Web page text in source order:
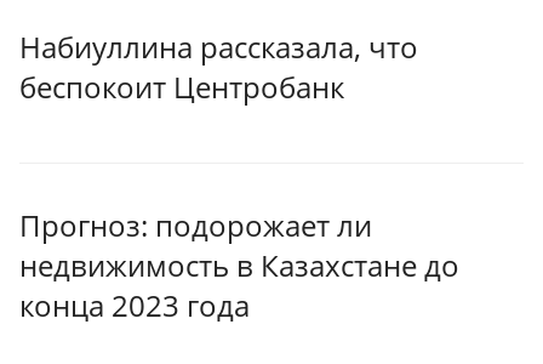
Набиуллина рассказала, что
беспокоит Центробанк
Прогноз: подорожает ли
недвижимость в Казахстане до
конца 2023 года